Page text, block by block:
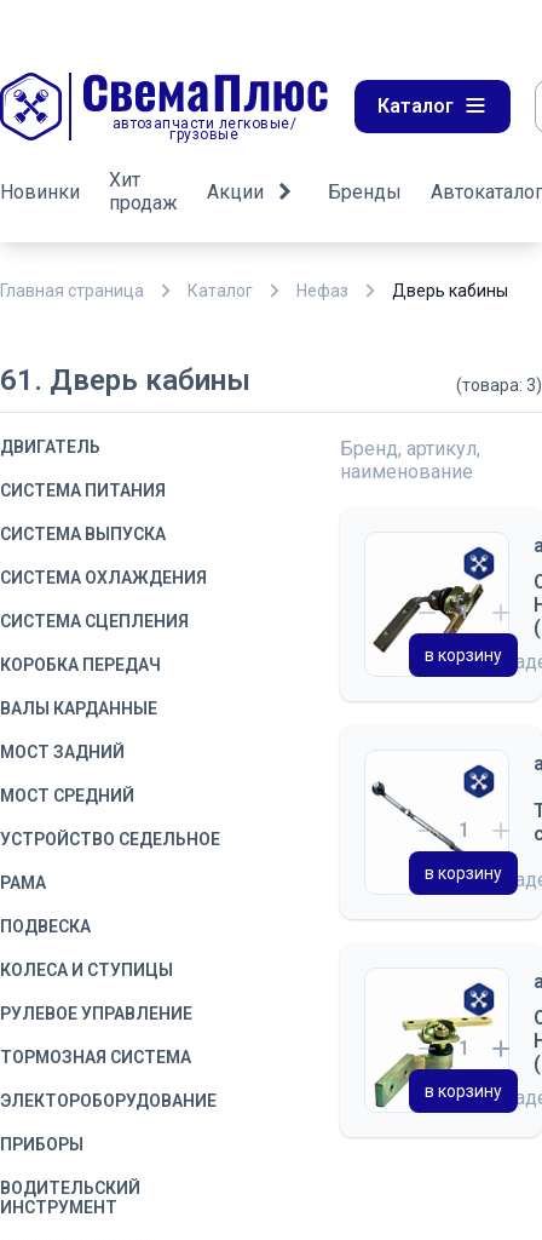
автозапчасти легковые/
грузовые
Каталог
Новинки
Хит
продаж
Акции Бренды Автокаталог
Главная страница Каталог Нефаз Дверь кабины
61. Дверь кабины (товара: 3)
ДВИГАТЕЛЬ
СИСТЕМА ПИТАНИЯ
СИСТЕМА ВЫПУСКА
СИСТЕМА ОХЛАЖДЕНИЯ
СИСТЕМА СЦЕПЛЕНИЯ
КОРОБКА ПЕРЕДАЧ
ВАЛЫ КАРДАННЫЕ
МОСТ ЗАДНИЙ
МОСТ СРЕДНИЙ
УСТРОЙСТВО СЕДЕЛЬНОЕ
РАМА
ПОДВЕСКА
КОЛЕСА И СТУПИЦЫ
РУЛЕВОЕ УПРАВЛЕНИЕ
ТОРМОЗНАЯ СИСТЕМА
ЭЛЕКТОРОБОРУДОВАНИЕ
ПРИБОРЫ
ВОДИТЕЛЬСКИЙ
ИНСТРУМЕНТ
Бренд, артикул,
наименование
на
в корзину
на
в корзину
на
в корзину